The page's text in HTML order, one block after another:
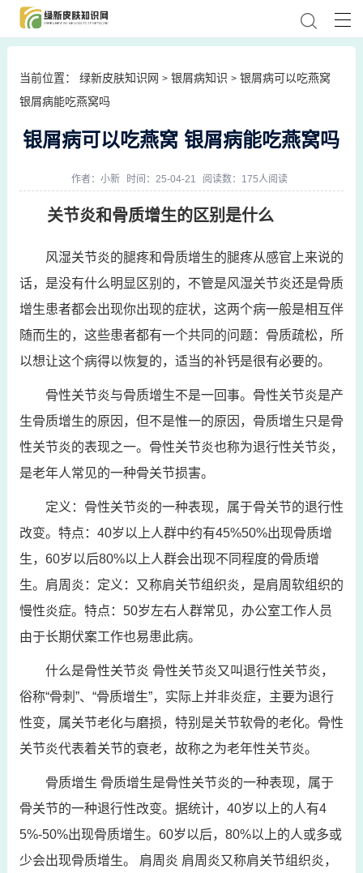
当前位置： 绿新皮肤知识网 > 银屑病知识 > 银屑病可以吃燕窝
银屑病能吃燕窝吗
银屑病可以吃燕窝 银屑病能吃燕窝吗
作者： 小新 时间：25-04-21 阅读数：175人阅读
关节炎和骨质增生的区别是什么
风湿关节炎的腿疼和骨质增生的腿疼从感官上来说的
话，是没有什么明显区别的，不管是风湿关节炎还是骨质
增生患者都会出现你出现的症状，这两个病一般是相互伴
随而生的，这些患者都有一个共同的问题：骨质疏松，所
以想让这个病得以恢复的，适当的补钙是很有必要的。
骨性关节炎与骨质增生不是一回事。骨性关节炎是产
生骨质增生的原因，但不是惟一的原因，骨质增生只是骨
性关节炎的表现之一。骨性关节炎也称为退行性关节炎，
是老年人常见的一种骨关节损害。
定义：骨性关节炎的一种表现，属于骨关节的退行性
改变。特点：40岁以上人群中约有45%50%出现骨质增
生，60岁以后80%以上人群会出现不同程度的骨质增
生。肩周炎：定义：又称肩关节组织炎，是肩周软组织的
慢性炎症。特点：50岁左右人群常见，办公室工作人员
由于长期伏案工作也易患此病。
什么是骨性关节炎 骨性关节炎又叫退行性关节炎，
俗称“骨刺”、“骨质增生”，实际上并非炎症，主要为退行
性变，属关节老化与磨损，特别是关节软骨的老化。骨性
关节炎代表着关节的衰老，故称之为老年性关节炎。
骨质增生 骨质增生是骨性关节炎的一种表现，属于
骨关节的一种退行性改变。据统计，40岁以上的人有4
5%-50%出现骨质增生。60岁以后，80%以上的人或多或
少会出现骨质增生。 肩周炎 肩周炎又称肩关节组织炎，